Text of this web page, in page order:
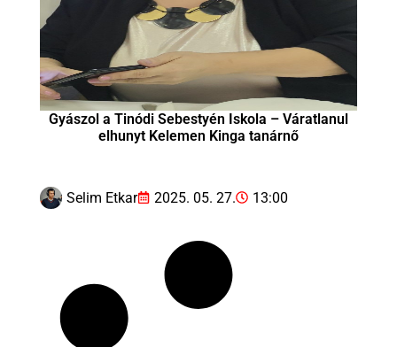
Gyászol a Tinódi Sebestyén Iskola – Váratlanul
elhunyt Kelemen Kinga tanárnő
Selim Etkar 2025. 05. 27. 13:00